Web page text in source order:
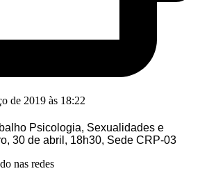
de 2019 às 18:22
Psicologia, Sexualidades e
30 de abril, 18h30, Sede CRP-03
nas redes